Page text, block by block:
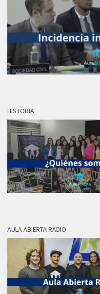
HISTORIA
AULA ABIERTA RADIO